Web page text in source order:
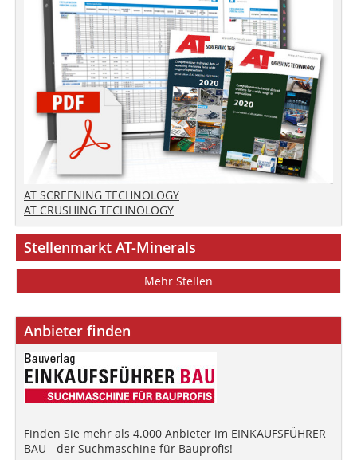
AT SCREENING TECHNOLOGY
AT CRUSHING TECHNOLOGY
Stellenmarkt AT-Minerals
Mehr Stellen
Anbieter finden
Finden Sie mehr als 4.000 Anbieter im EINKAUFSFÜHRER
BAU - der Suchmaschine für Bauprofis!